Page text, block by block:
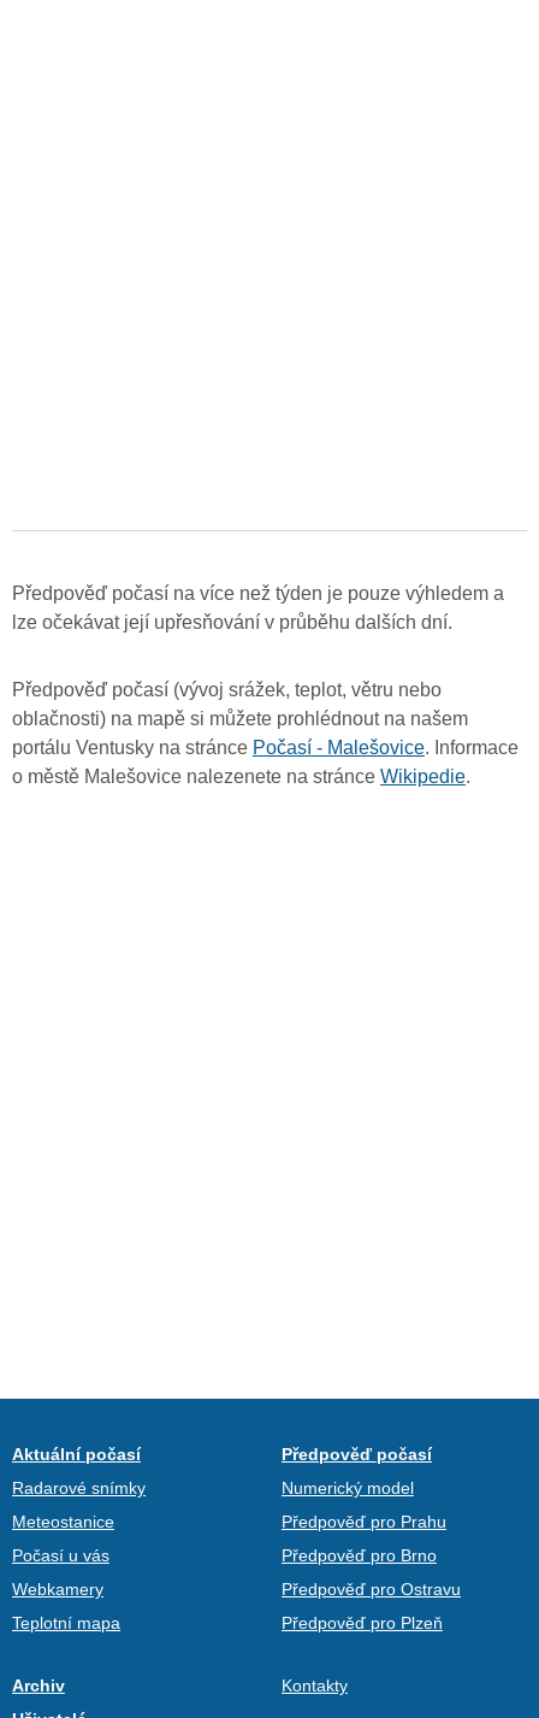
Předpověď počasí na více než týden je pouze výhledem a
lze očekávat její upřesňování v průběhu dalších dní.
Předpověď počasí (vývoj srážek, teplot, větru nebo
oblačnosti) na mapě si můžete prohlédnout na našem
portálu Ventusky na stránce Počasí - Malešovice. Informace
o městě Malešovice nalezenete na stránce Wikipedie.
Aktuální počasí
Radarové snímky
Meteostanice
Počasí u vás
Webkamery
Teplotní mapa
Předpověď počasí
Numerický model
Předpověď pro Prahu
Předpověď pro Brno
Předpověď pro Ostravu
Předpověď pro Plzeň
Archiv
Kontakty